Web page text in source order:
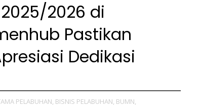
2026 di
Pastikan
Dedikasi
PELABUHAN, BISNIS PELABUHAN, BUMN,